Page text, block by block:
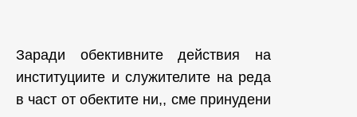
Заради обективните действия на
институциите и служителите на реда
в част от обектите ни,, сме принудени